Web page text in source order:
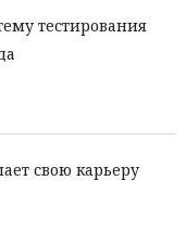
тестирования
свою карьеру